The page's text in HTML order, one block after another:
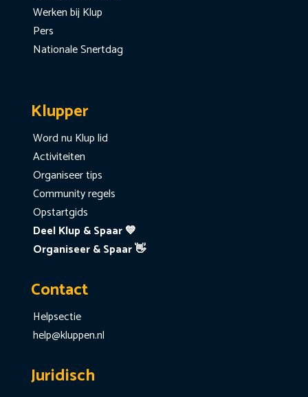
Werken bij Klup
Pers
Nationale Snertdag
Klupper
Word nu Klup lid
Activiteiten
Organiseer tips
Community regels
Opstartgids
Deel Klup & Spaar 💙
Organiseer & Spaar 👋
Contact
Helpsectie
help@kluppen.nl
Juridisch